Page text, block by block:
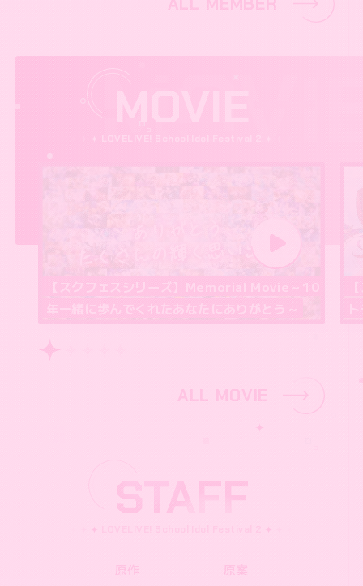
MOVIE
Movie～10
にありがとう～
【スクフェス2】イベント「想い通
トデー」を開催！【Liella!】
ALL MOVIE
STAFF
原作 原案